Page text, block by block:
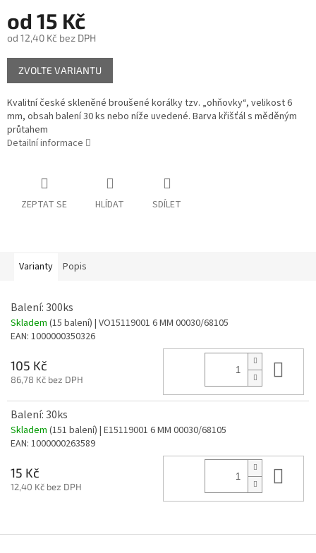
od 15 Kč
od 12,40 Kč bez DPH
Měrná
cena:
ZVOLTE VARIANTU
Kvalitní české skleněné broušené korálky tzv. „ohňovky“, velikost 6
mm, obsah balení 30 ks nebo níže uvedené. Barva křišťál s měděným
průtahem
Detailní informace
ZEPTAT SE HLÍDAT SDÍLET
Varianty Popis
Balení: 300ks
Skladem (15 balení) | VO15119001 6 MM 00030/68105
EAN: 1000000350326
105 Kč
86,78 Kč bez DPH
Balení: 30ks
Skladem (151 balení) | E15119001 6 MM 00030/68105
EAN: 1000000263589
15 Kč
12,40 Kč bez DPH